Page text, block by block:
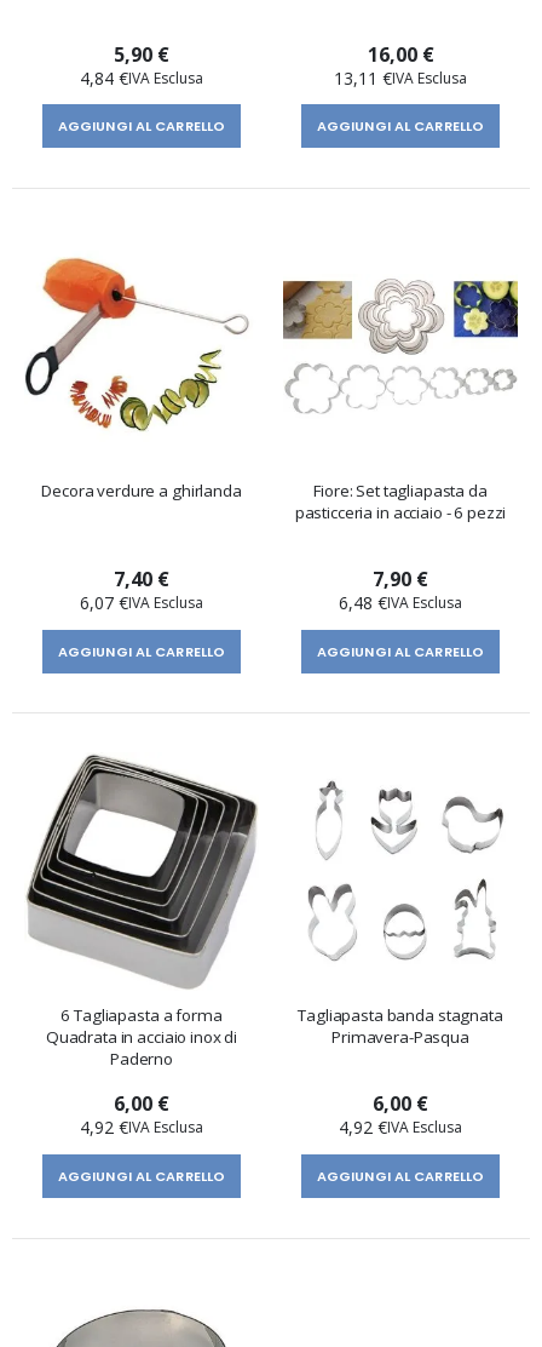
5,90 €
4,84 €
AGGIUNGI AL CARRELLO
16,00 €
13,11 €
AGGIUNGI AL CARRELLO
Decora verdure a ghirlanda
7,40 €
6,07 €
AGGIUNGI AL CARRELLO
Fiore: Set tagliapasta da
pasticceria in acciaio - 6 pezzi
7,90 €
6,48 €
AGGIUNGI AL CARRELLO
6 Tagliapasta a forma
Quadrata in acciaio inox di
Paderno
6,00 €
4,92 €
AGGIUNGI AL CARRELLO
Tagliapasta banda stagnata
Primavera-Pasqua
6,00 €
4,92 €
AGGIUNGI AL CARRELLO